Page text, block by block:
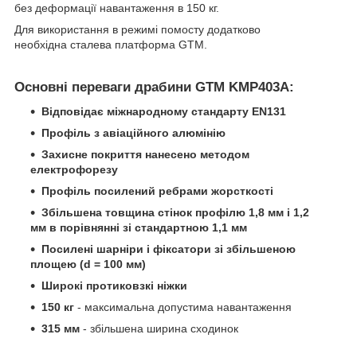
без деформації навантаження в 150 кг.
Для використання в режимі помосту додатково
необхідна сталева платформа GTM.
Основні переваги драбини GTM KMP403A:
Відповідає міжнародному стандарту EN131
Профіль з авіаційного алюмінію
Захисне покриття нанесено методом
електрофорезу
Профіль посилений ребрами жорсткості
Збільшена товщина стінок профілю 1,8 мм і 1,2
мм в порівнянні зі стандартною 1,1 мм
Посилені шарніри і фіксатори зі збільшеною
площею (d = 100 мм)
Широкі протиковзкі ніжки
150 кг - максимальна допустима навантаження
315 мм - збільшена ширина сходинок